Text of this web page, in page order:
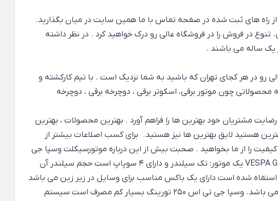
تماس با ما همین سایت در میان بگذارید.
در فروش را در فروشگاه عالی رو درک خواهید کرد . در نظر داشته
یک ساله می باشند .
رو در هر کجای تهران که باشید به شما نزدیک است . با تیم کارکشته و
چون موتور برقی، اسکوتر برقی ، دوچرخه برقی ، دوچرخه
مشتریان خود بهترین ها را فراهم آورد . بهترین محصولات ، بهترین
هستید لایق بهترین ها نیز هستید. برای کسب اصلاعات بیشتر از
را از ما بخواهید . صحبت بیش از این درباره موتورسیکلت وسپا جی
تی اس 250 تورینگ کمی دشوار است . اما به طور کلی به خاطر داشته باشیم که موتور وسپا VESPA GTS 250 TOURING ABS یک موتور: تک سیلندر و دارای 4 سوپاپ است حجم سیلندر آن
استفاه شده است دارای یک باکس مناسب برای وسایل در زیر زین می باشد
دارای یک باکس امن در جلوی پا ( پشت فرمان ) می باشد. بدنه آن تمام فلزی ست دارای گارد مستحکم در اطراف بدنه می باشد. وسپا جی تی اس 250 تورینگ بسیار کم مصرف است سیستم